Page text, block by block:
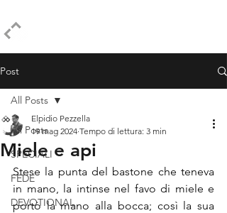
Post
All Posts
SPECIALI
FEDE
DEVOTIONAL
All Posts
Miele e api
Elpidio Pezzella
19 mag 2024 Tempo di lettura: 3 min
Stese la punta del bastone che teneva
in mano, la intinse nel favo di miele e
portò la mano alla bocca; così la sua